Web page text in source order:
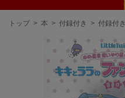
現
トップ > 本 > 付録付き > 付録付き